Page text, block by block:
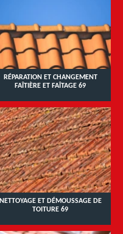
RÉPARATION ET CHANGEMENT
FAÎTIÈRE ET FAÎTAGE 69
NETTOYAGE ET DÉMOUSSAGE DE
TOITURE 69